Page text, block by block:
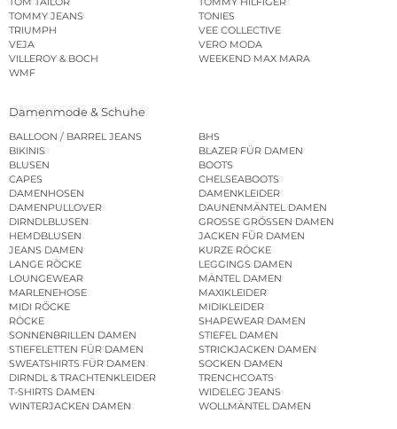
TOMMY JEANS
TONIES
TRIUMPH
VEE COLLECTIVE
VEJA
VERO MODA
VILLEROY & BOCH
WEEKEND MAX MARA
WMF
Damenmode & Schuhe
BALLOON / BARREL JEANS
BHS
BIKINIS
BLAZER FÜR DAMEN
BLUSEN
BOOTS
CAPES
CHELSEABOOTS
DAMENHOSEN
DAMENKLEIDER
DAMENPULLOVER
DAUNENMÄNTEL DAMEN
DIRNDLBLUSEN
GROSSE GRÖSSEN DAMEN
HEMDBLUSEN
JACKEN FÜR DAMEN
JEANS DAMEN
KURZE RÖCKE
LANGE RÖCKE
LEGGINGS DAMEN
LOUNGEWEAR
MÄNTEL DAMEN
MARLENEHOSE
MAXIKLEIDER
MIDI RÖCKE
MIDIKLEIDER
RÖCKE
SHAPEWEAR DAMEN
SONNENBRILLEN DAMEN
STIEFEL DAMEN
STIEFELETTEN FÜR DAMEN
STRICKJACKEN DAMEN
SWEATSHIRTS FÜR DAMEN
SOCKEN DAMEN
DIRNDL & TRACHTENKLEIDER
TRENCHCOATS
T-SHIRTS DAMEN
WIDELEG JEANS
WINTERJACKEN DAMEN
WOLLMÄNTEL DAMEN